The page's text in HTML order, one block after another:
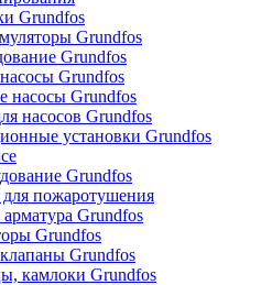
Grundfos
Grundfos
Grundfos
Grundfos
насосы Grundfos
насосов Grundfos
установки Grundfos
Grundfos
для пожаротушения
Grundfos
Grundfos
Grundfos
камлоки Grundfos